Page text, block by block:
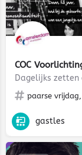
COC
paarse
gastles